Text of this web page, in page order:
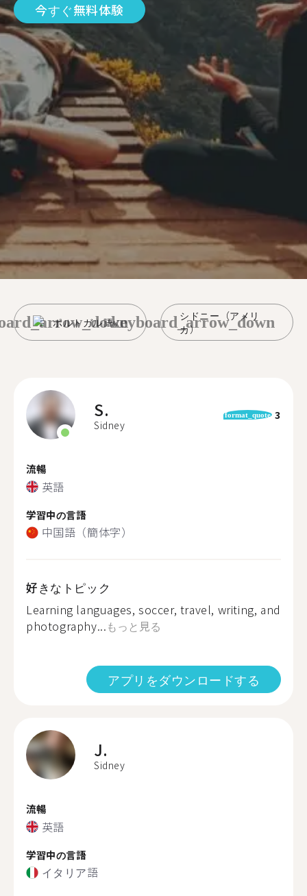
今すぐ無料体験
ポルトガル語
シドニー（アメリ
カ）
keyboard_arrow_down
S.
Sidney
format_quote 3
流暢
英語
学習中の言語
中国語（簡体字）
好きなトピック
Learning languages, soccer, travel, writing, and
photography...もっと見る
アプリをダウンロードする
J.
Sidney
流暢
英語
学習中の言語
イタリア語